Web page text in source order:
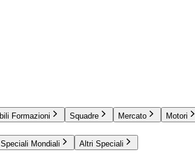
Formazioni Squadre Mercato Motori
Speciali Mondiali Altri Speciali